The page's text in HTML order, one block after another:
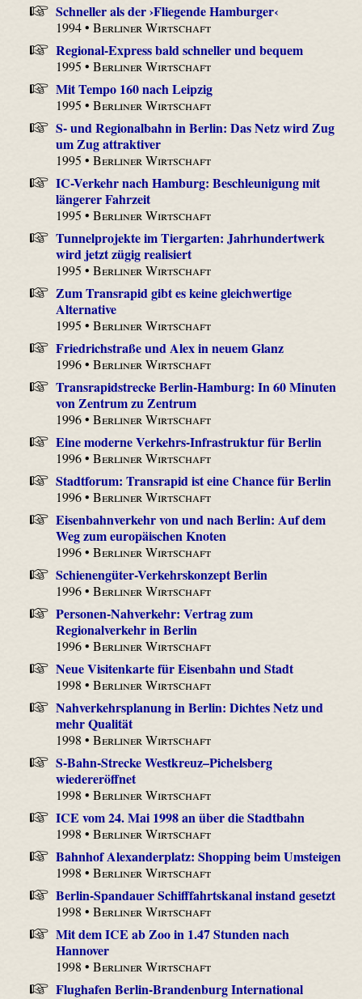
Schneller als der ›Fliegende Hamburger‹
1994 •Berliner Wirtschaft
Regional-Express bald schneller und bequem
1995 •Berliner Wirtschaft
Mit Tempo 160 nach Leipzig
1995 •Berliner Wirtschaft
S- und Regionalbahn in Berlin: Das Netz wird Zug
um Zug attraktiver
1995 •Berliner Wirtschaft
IC-Verkehr nach Hamburg: Beschleunigung mit
längerer Fahrzeit
1995 •Berliner Wirtschaft
Tunnelprojekte im Tiergarten: Jahrhundertwerk
wird jetzt zügig realisiert
1995 •Berliner Wirtschaft
Zum Transrapid gibt es keine gleichwertige
Alternative
1995 •Berliner Wirtschaft
Friedrichstraße und Alex in neuem Glanz
1996 •Berliner Wirtschaft
Transrapidstrecke Berlin-Hamburg: In 60 Minuten
von Zentrum zu Zentrum
1996 •Berliner Wirtschaft
Eine moderne Verkehrs-Infrastruktur für Berlin
1996 •Berliner Wirtschaft
Stadtforum: Transrapid ist eine Chance für Berlin
1996 •Berliner Wirtschaft
Eisenbahnverkehr von und nach Berlin: Auf dem
Weg zum europäischen Knoten
1996 •Berliner Wirtschaft
Schienengüter-Verkehrskonzept Berlin
1996 •Berliner Wirtschaft
Personen-Nahverkehr: Vertrag zum
Regionalverkehr in Berlin
1996 •Berliner Wirtschaft
Neue Visitenkarte für Eisenbahn und Stadt
1998 •Berliner Wirtschaft
Nahverkehrsplanung in Berlin: Dichtes Netz und
mehr Qualität
1998 •Berliner Wirtschaft
S-Bahn-Strecke Westkreuz–Pichelsberg
wiedereröffnet
1998 •Berliner Wirtschaft
ICE vom 24. Mai 1998 an über die Stadtbahn
1998 •Berliner Wirtschaft
Bahnhof Alexanderplatz: Shopping beim Umsteigen
1998 •Berliner Wirtschaft
Berlin-Spandauer Schifffahrtskanal instand gesetzt
1998 •Berliner Wirtschaft
Mit dem ICE ab Zoo in 1.47 Stunden nach
Hannover
1998 •Berliner Wirtschaft
Flughafen Berlin-Brandenburg International